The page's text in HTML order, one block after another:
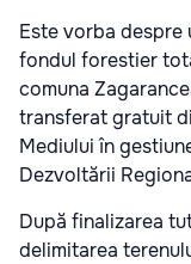
Este vorba
fondul forestier
comuna
transferat gratuit
Mediului în
Dezvoltării
După finalizarea
delimitarea